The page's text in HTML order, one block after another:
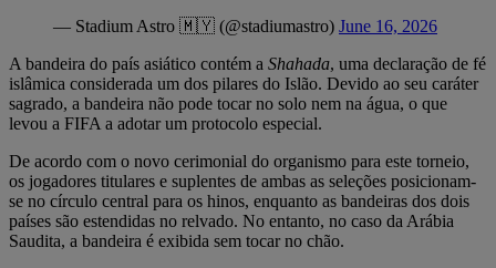
— Stadium Astro 🇲🇾 (@stadiumastro) June 16, 2026
A bandeira do país asiático contém a Shahada, uma declaração de fé
islâmica considerada um dos pilares do Islão. Devido ao seu caráter
sagrado, a bandeira não pode tocar no solo nem na água, o que
levou a FIFA a adotar um protocolo especial.
De acordo com o novo cerimonial do organismo para este torneio,
os jogadores titulares e suplentes de ambas as seleções posicionam-
se no círculo central para os hinos, enquanto as bandeiras dos dois
países são estendidas no relvado. No entanto, no caso da Arábia
Saudita, a bandeira é exibida sem tocar no chão.